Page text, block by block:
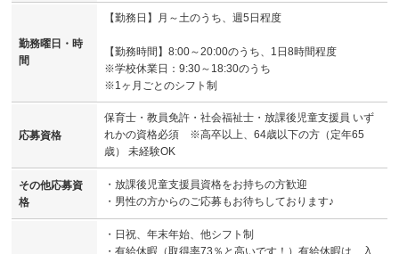
勤務曜日・時
間
【勤務日】月～土のうち、週5日程度
【勤務時間】8:00～20:00のうち、1日8時間程度
※学校休業日：9:30～18:30のうち
※1ヶ月ごとのシフト制
応募資格
保育士・教員免許・社会福祉士・放課後児童支援員 いず
れかの資格必須 ※高卒以上、64歳以下の方（定年65
歳） 未経験OK
その他応募資
格
・放課後児童支援員資格をお持ちの方歓迎
・男性の方からのご応募もお待ちしております♪
・日祝、年末年始、他シフト制
・有給休暇（取得率73％と高いです！）有給休暇は、入